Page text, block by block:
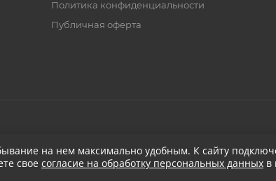
Политика конфиденциальности
Публичная оферта
на нем максимально удобным. К cайту
свое согласие на обработку персональных данных в